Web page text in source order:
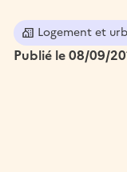
Logement et
Publié le 08/09/